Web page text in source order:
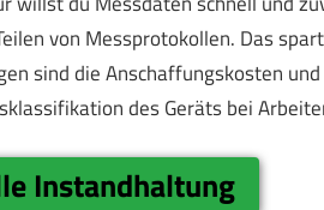
von Messprotokollen. Das
sind die Anschaffungskosten
des Geräts bei
Instandhaltung